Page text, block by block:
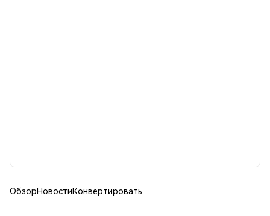
ОбзорНовостиКонвертировать